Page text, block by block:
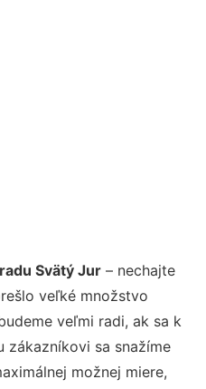
Svätý Jur – nechajte
veľké množstvo
veľmi radi, ak sa k
zákazníkovi sa snažíme
možnej miere,